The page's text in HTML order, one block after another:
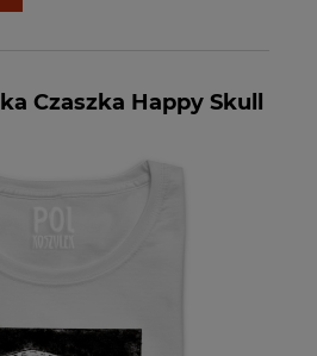
Czaszka Happy Skull